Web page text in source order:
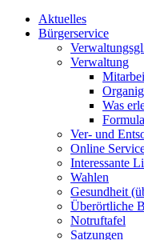
Aktuelles
Bürgerservice
Verwaltung
Was
Ver- und
Online
Interessante
Wahlen
Gesundheit
Überörtliche
Notruftafel
Satzungen